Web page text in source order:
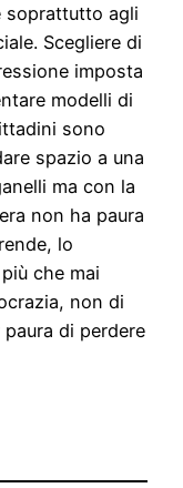
soprattutto agli
Scegliere di
imposta
modelli di
sono
spazio a una
ma con la
non ha paura
lo
che mai
non di
paura di perdere